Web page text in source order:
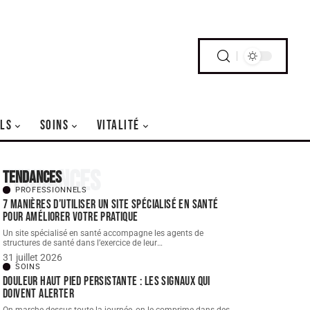
SOINS VITALITÉ
Tendances
Tendances
PROFESSIONNELS
7 manières d’utiliser un site spécialisé en santé
pour améliorer votre pratique
Un site spécialisé en santé accompagne les agents de
structures de santé dans l’exercice de leur…
31 juillet 2026
SOINS
Douleur haut pied persistante : les signaux qui
doivent alerter